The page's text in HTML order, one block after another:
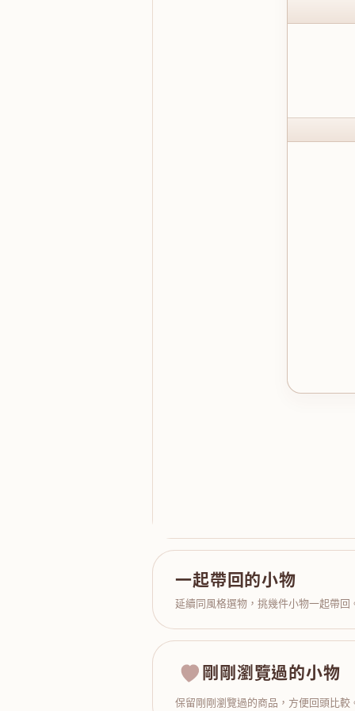
一起帶回的小物
延續同風格選物，挑幾件小物一起帶回
剛剛瀏覽過的小物
保留剛剛瀏覽過的商品，方便回頭比較